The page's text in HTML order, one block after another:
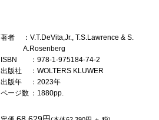
著者
：V.T.DeVita,Jr., T.S.Lawrence & S.
A.Rosenberg
ISBN
：978-1-975184-74-2
出版社
：WOLTERS KLUWER
出版年
：2023年
ページ数 ：1880pp.